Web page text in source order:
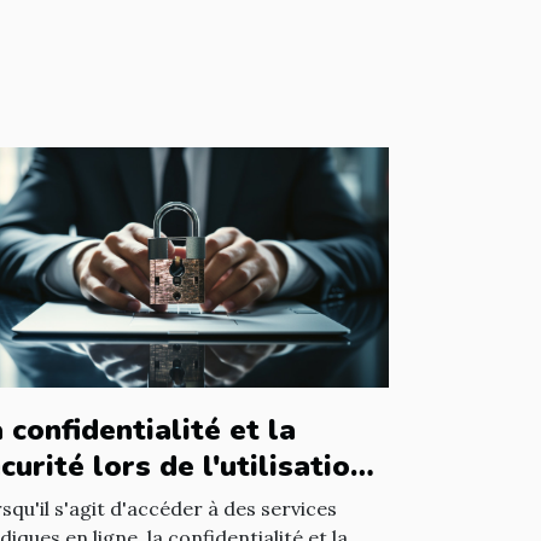
confidentialité et la
lors de l'utilisation
avocat en ligne
s'agit d'accéder à des services